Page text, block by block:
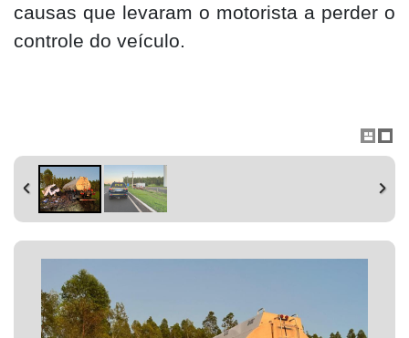
causas que levaram o motorista a perder o
controle do veículo.